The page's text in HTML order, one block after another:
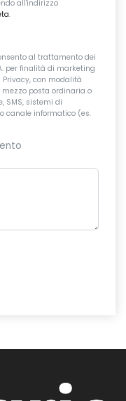
all'indirizzo
.
al trattamento dei
per finalità di marketing
con modalità
posta ordinaria o
SMS, sistemi di
canale informatico (es.